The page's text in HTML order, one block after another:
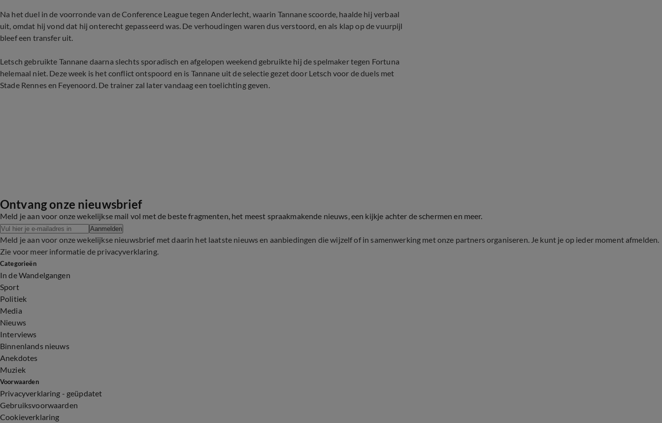
Na het duel in de voorronde van de Conference League tegen Anderlecht, waarin Tannane scoorde, haalde hij verbaal
uit, omdat hij vond dat hij onterecht gepasseerd was. De verhoudingen waren dus verstoord, en als klap op de vuurpijl
bleef een transfer uit.
Letsch gebruikte Tannane daarna slechts sporadisch en afgelopen weekend gebruikte hij de spelmaker tegen Fortuna
helemaal niet. Deze week is het conflict ontspoord en is Tannane uit de selectie gezet door Letsch voor de duels met
Stade Rennes en Feyenoord. De trainer zal later vandaag een toelichting geven.
Ontvang onze nieuwsbrief
Meld je aan voor onze wekelijkse mail vol met de beste fragmenten, het meest spraakmakende nieuws, een kijkje achter de schermen en meer.
Aanmelden
Meld je aan voor onze wekelijkse nieuwsbrief met daarin het laatste nieuws en aanbiedingen die wijzelf of in samenwerking met onze partners organiseren. Je kunt je op ieder moment afmelden.
Zie voor meer informatie de privacyverklaring.
Categorieën
In de Wandelgangen
Sport
Politiek
Media
Nieuws
Interviews
Binnenlands nieuws
Anekdotes
Muziek
Voorwaarden
Privacyverklaring - geüpdatet
Gebruiksvoorwaarden
Cookieverklaring